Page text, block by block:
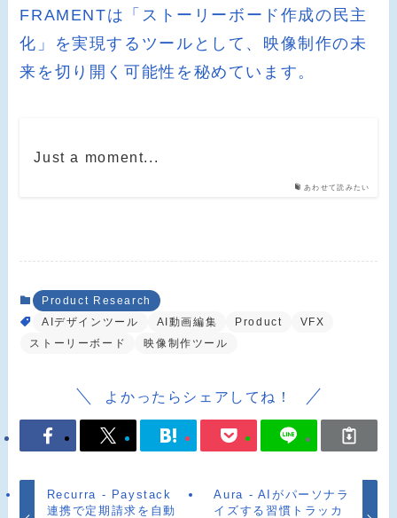
FRAMENTは「ストーリーボード作成の民主
化」を実現するツールとして、映像制作の未
来を切り開く可能性を秘めています。
あわせて読みたい
Just a moment...
Product Research
AIデザインツール
AI動画編集 Product
VFX
ストーリーボード
映像制作ツール
よかったらシェアしてね！
Recurra - Paystack
連携で定期請求を自動
Aura - AIがパーソナラ
イズする習慣トラッカ